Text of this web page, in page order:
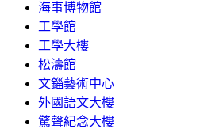
海事博物館
工學館
工學大樓
松濤館
文錙藝術中心
外國語文大樓
驚聲紀念大樓